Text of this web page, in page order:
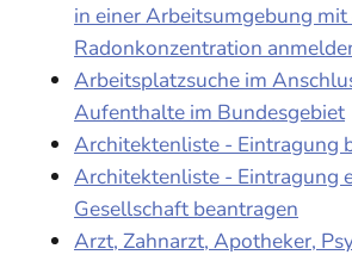
in einer Arbeitsumgebung
Radonkonzentration
Arbeitsplatzsuche im
Aufenthalte im Bundesgebiet
Architektenliste - Eintragung
Architektenliste - Eintragung
Gesellschaft beantragen
Arzt, Zahnarzt, Apotheker,